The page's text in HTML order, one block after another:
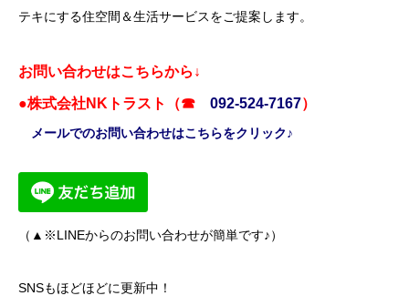
テキにする住空間＆生活サービスをご提案します。
お問い合わせはこちらから↓
●株式会社NKトラスト（☎ 092-524-7167）
メールでのお問い合わせはこちらをクリック♪
（▲※LINEからのお問い合わせが簡単です♪）
SNSもほどほどに更新中！